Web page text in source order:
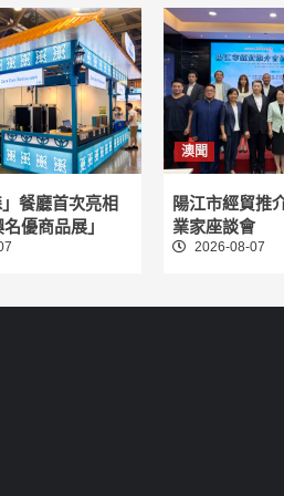
餐廳首次亮相
名優商品展」
澳聞
陽江市經貿推
業家座談會
2026-08-07